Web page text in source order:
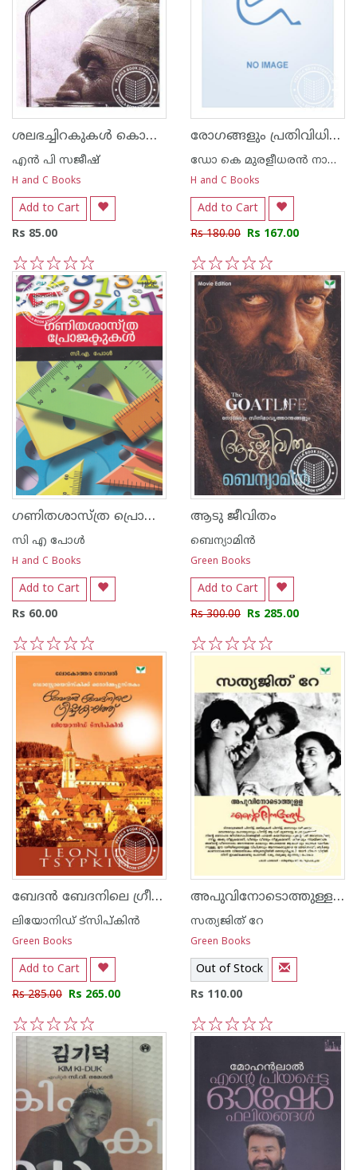
ശലഭച്ചിറകുകള്‍ കൊഴിയുന്ന ചരിത്രശിശിരത്തില്‍
എന്‍ പി സജീഷ്‌
H and C Books
Add to Cart
Rs 85.00
5
4
3
2
1
രോഗങ്ങളും പ്രതിവിധികളും
ഡോ കെ മുരളീധരന്‍ നായര്‍ വെള്ളയമ്പലം
H and C Books
Add to Cart
Rs 180.00 Rs 167.00
5
4
3
2
1
ഗണിതശാസ്ത്ര പ്രൊജക്ടുകള്‍
സി എ പോള്‍
H and C Books
Add to Cart
Rs 60.00
5
4
3
2
1
ആടു ജീവിതം
ബെന്യാമിന്‍
Green Books
Add to Cart
Rs 300.00 Rs 285.00
5
4
3
2
1
ബേദ‌ന്‍ ബേദനിലെ ഗ്രീഷ്മകാലത്ത്
ലിയോനിഡ് ട്സിപ്കിന്‍
Green Books
Add to Cart
Rs 285.00 Rs 265.00
5
4
3
2
1
അപുവിനോടൊത്തുള്ള എന്റെ ദിനങ്ങള്‍
സത്യജിത് റേ
Green Books
Out of Stock
Rs 110.00
5
4
3
2
1